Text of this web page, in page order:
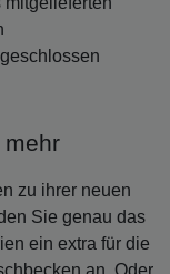
mehr
zu ihrer neuen
Sie genau das
ein extra für die